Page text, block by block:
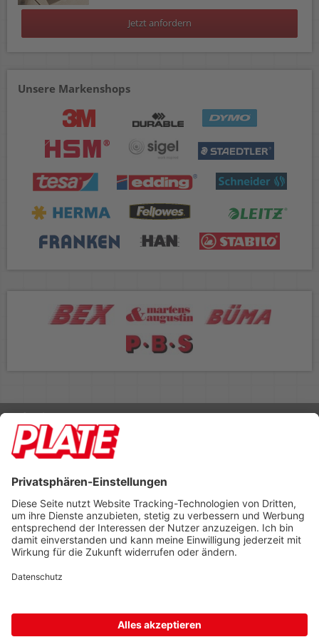
Jetzt anfordern
Unsere Markenshops
Rufen Sie uns an 04298 401-0
Lieferbedingungen Impressum
Footer anzeigen
PLATE Büromaterial Vertriebs GmbH
Hilligenwarf 5